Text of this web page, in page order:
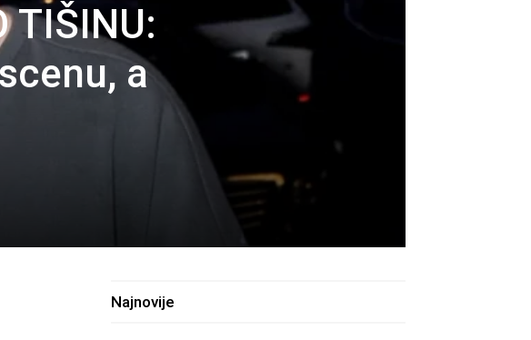
TIŠINU:
a
Najnovije